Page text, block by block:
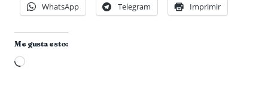
WhatsApp Telegram Imprimir
Me gusta esto:
Cargando...